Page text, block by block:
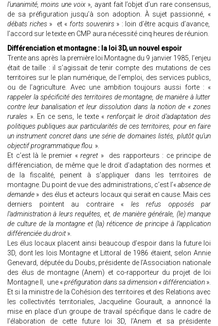
l’unanimité, moins une voix», ayant fait l’objet d’un rare consensus,
de sa préfiguration jusqu’à son adoption. À sujet passionné, «
débats riches » et « forts souvenirs» : loin d’être acquis d’avance,
l’accord sur le texte en CMP aura nécessité cinq heures de réunion.
Différenciation et montagne : la loi 3D, un nouvel espoir
Trente ans après la première loi Montagne du 9 janvier 1985, l’enjeu
était de taille : il s’agissait de tenir compte des mutations de ces
territoires sur le plan numérique, de l’emploi, des services publics,
ou de l’agriculture. Avec une ambition toujours aussi forte : «
rappeler la spécificité des territoires de montagne, de manière à lutter
contre leur banalisation et leur dissolution dans la notion de « zones
rurales ». En ce sens, le texte « renforçait le droit d’adaptation des
politiques publiques aux particularités de ces territoires, pour en faire
un instrument concret dans une série de domaines listés, plutôt qu’un
objectif programmatique flou. ».
Et c’est là le premier «regret» des rapporteurs : ce principe de
différenciation, de même que le droit d’adaptation des normes et
de la fiscalité, peinent à s’appliquer dans les territoires de
montagne. Du point de vue des administrations, c’est l’«absence de
demande » des élus et acteurs locaux qui serait en cause. Mais ces
derniers pointent au contraire « les refus opposés par
l’administration à leurs requêtes, et, de manière générale, (le) manque
de culture de la montagne et (la) réticence de principe à l’application
différenciée du droit».
Les élus locaux placent ainsi beaucoup d’espoir dans la future loi
3D, dont les lois Montagne et Littoral de 1986 étaient, selon Annie
Genevard, députée du Doubs, présidente de l’Association nationale
des élus de montagne (Anem) et co-rapporteur du projet de loi
Montagne II, une «préfiguration dans sa dimension « différenciation».
Et si la ministre de la Cohésion des territoires et des Relations avec
les collectivités territoriales, Jacqueline Gourault, a annoncé la
mise en place d’un groupe de travail spécifique dans le cadre de
l’élaboration de cette future loi 3D, l’Anem et sa présidente